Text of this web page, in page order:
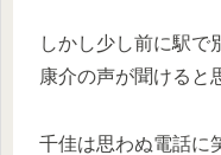
しかし少し前に駅で
康介の声が聞けると
千佳は思わぬ電話に